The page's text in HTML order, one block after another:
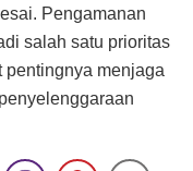
Pengamanan
salah satu prioritas
pentingnya menjaga